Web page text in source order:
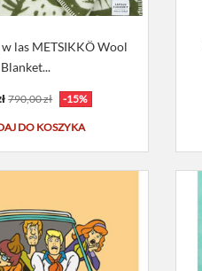
las METSIKKÖ Wool
Blanket...
790,00 zł -15%
DO KOSZYKA